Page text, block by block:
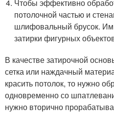
Чтобы эффективно
потолочной частью и
шлифовальный брусок.
затирки фигурных
В качестве затирочной
сетка или наждачный
красить потолок, то нужно
одновременно со
нужно вторично